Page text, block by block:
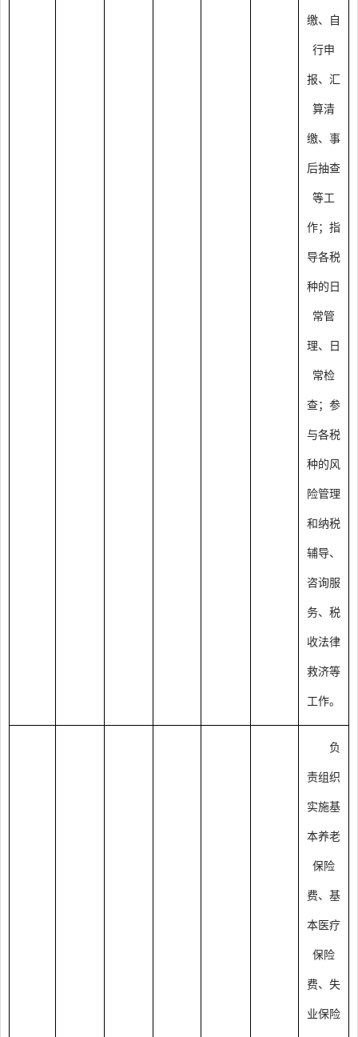
缴、自
行申
报、汇
算清
缴、事
后抽查
等工
作；指
导各税
种的日
常管
理、日
常检
查；参
与各税
种的风
险管理
和纳税
辅导、
咨询服
务、税
收法律
救济等
工作。
负
责组织
实施基
本养老
保险
费、基
本医疗
保险
费、失
业保险